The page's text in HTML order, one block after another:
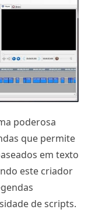
poderosa
que permite
em texto
este criador
de scripts.